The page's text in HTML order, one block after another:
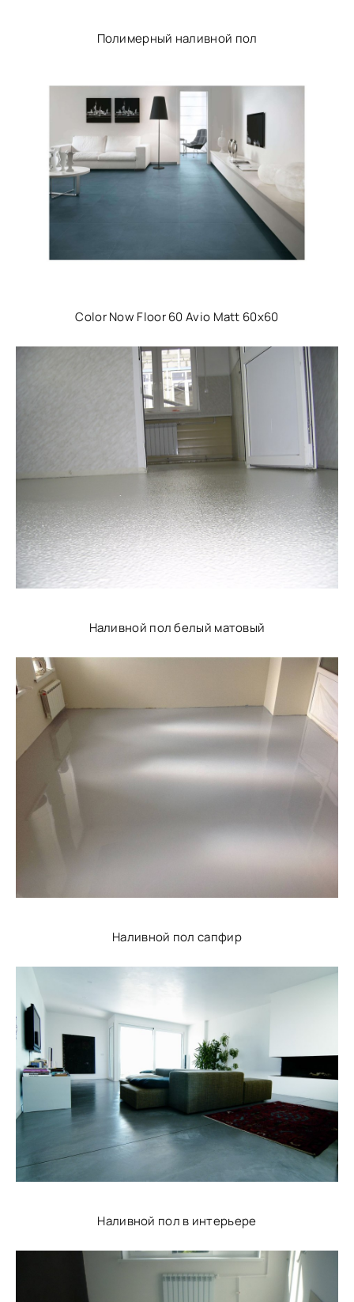
Полимерный наливной пол
Color Now Floor 60 Avio Matt 60x60
Наливной пол белый матовый
Наливной пол сапфир
Наливной пол в интерьере